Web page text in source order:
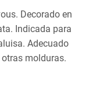
Decorado en
Indicada para
Adecuado
molduras.